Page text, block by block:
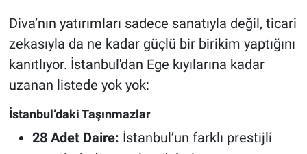
Diva’nın yatırımları sadece sanatıyla değil, ticari
zekasıyla da ne kadar güçlü bir birikim yaptığını
kanıtlıyor. İstanbul'dan Ege kıyılarına kadar
uzanan listede yok yok:
İstanbul’daki Taşınmazlar
28 Adet Daire: İstanbul’un farklı prestijli